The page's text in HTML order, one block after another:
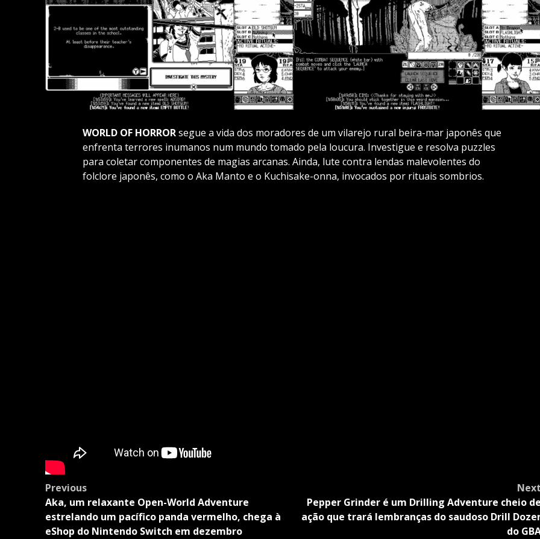
WORLD OF HORRORsegue a vida dos moradores de um vilarejo rural beira-mar japonês que
enfrenta terrores inumanos num mundo tomado pela loucura. Investigue e resolva puzzles
para coletar componentes de magias arcanas. Ainda, lute contra lendas malevolentes do
folclore japonês, como o Aka Manto e o Kuchisake-onna, invocados por rituais sombrios.
Post
navigation
Previous
Aka, um relaxante Open-World Adventure
estrelando um pacífico panda vermelho, chega à
eShop do Nintendo Switch em dezembro
Next
Pepper Grinder é um Drilling Adventure cheio de
ação que trará lembranças do saudoso Drill
do